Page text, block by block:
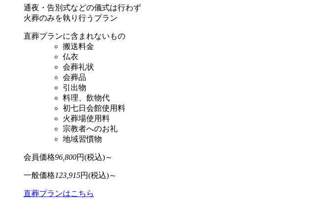
通夜・告別式などの儀式は⾏わず
⽕葬のみを執り⾏うプラン
直葬プランに含まれないもの
搬送料金
仏衣
会葬礼状
会葬品
引出物
料理、飲物代
初七日会館使用料
火葬場使用料
宗教者へのお礼
地域習慣物
会員価格96,800円(税込)～
一般価格123,915円(税込)～
直葬プランはこちら